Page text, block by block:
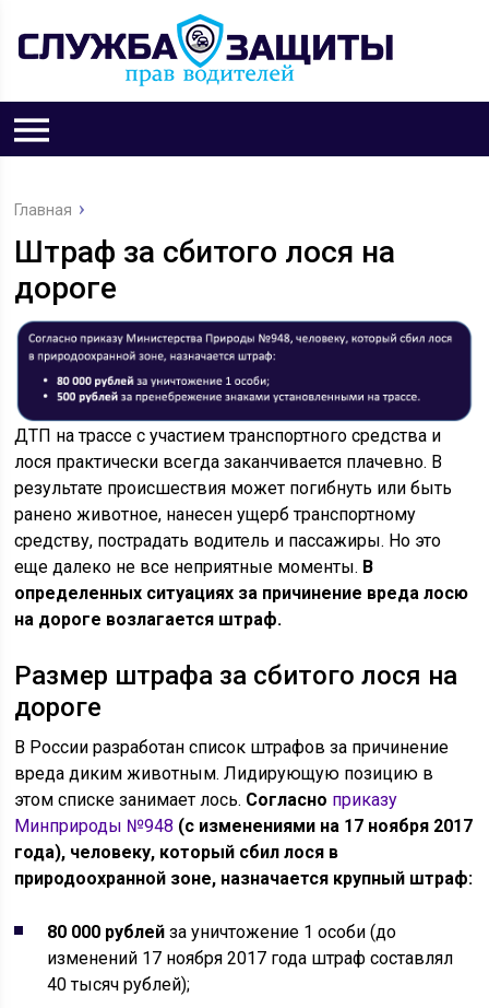
Главная
Штраф за сбитого лося на
дороге
ДТП на трассе с участием транспортного средства и
лося практически всегда заканчивается плачевно. В
результате происшествия может погибнуть или быть
ранено животное, нанесен ущерб транспортному
средству, пострадать водитель и пассажиры. Но это
еще далеко не все неприятные моменты. В
определенных ситуациях за причинение вреда лосю
на дороге возлагается штраф.
Размер штрафа за сбитого лося на
дороге
В России разработан список штрафов за причинение
вреда диким животным. Лидирующую позицию в
этом списке занимает лось. Согласно приказу
Минприроды №948 (с изменениями на 17 ноября 2017
года), человеку, который сбил лося в
природоохранной зоне, назначается крупный штраф:
80 000 рублей за уничтожение 1 особи (до
изменений 17 ноября 2017 года штраф составлял
40 тысяч рублей);